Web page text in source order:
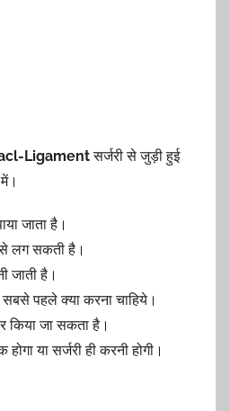
Ligamentसर्जरी से जुड़ी हुई
जाता है।
लग सकती है।
जाती है।
पहले क्या करना चाहिये।
किया जा सकता है।
या सर्जरी ही करनी होगी।